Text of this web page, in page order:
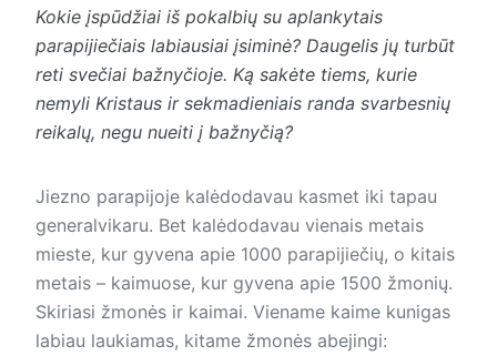
Kokie įspūdžiai iš pokalbių su aplankytais
parapijiečiais labiausiai įsiminė? Daugelis jų turbūt
reti svečiai bažnyčioje. Ką sakėte tiems, kurie
nemyli Kristaus ir sekmadieniais randa svarbesnių
reikalų, negu nueiti į bažnyčią?
Jiezno parapijoje kalėdodavau kasmet iki tapau
generalvikaru. Bet kalėdodavau vienais metais
mieste, kur gyvena apie 1000 parapijiečių, o kitais
metais – kaimuose, kur gyvena apie 1500 žmonių.
Skiriasi žmonės ir kaimai. Viename kaime kunigas
labiau laukiamas, kitame žmonės abejingi: